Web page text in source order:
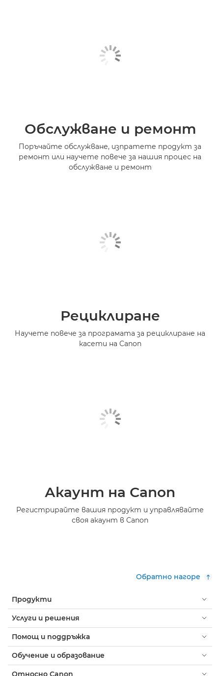
Обслужване и ремонт
Поръчайте обслужване, изпратете продукт за
ремонт или научете повече за нашия процес на
обслужване и ремонт
Рециклиране
Научете повече за програмата за рециклиране на
касети на Canon
Акаунт на Canon
Регистрирайте вашия продукт и управлявайте
своя акаунт в Canon
Обратно нагоре
Продукти
Услуги и решения
Помощ и поддръжка
Обучение и образование
Относно Canon